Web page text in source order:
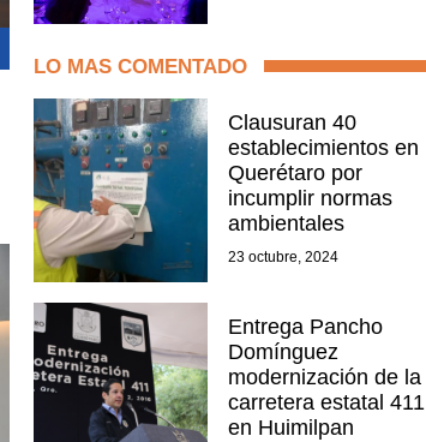
LO MAS COMENTADO
Clausuran 40
establecimientos en
Querétaro por
incumplir normas
ambientales
23 octubre, 2024
Entrega Pancho
Domínguez
modernización de la
carretera estatal 411
en Huimilpan